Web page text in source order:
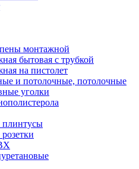
монтажной
бытовая с трубкой
на пистолет
и потолочные, потолочные
уголки